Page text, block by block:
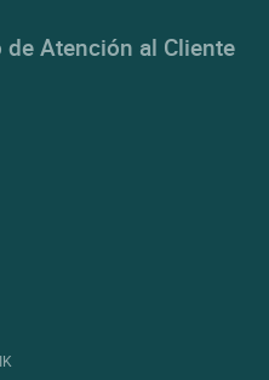
Atención al Cliente